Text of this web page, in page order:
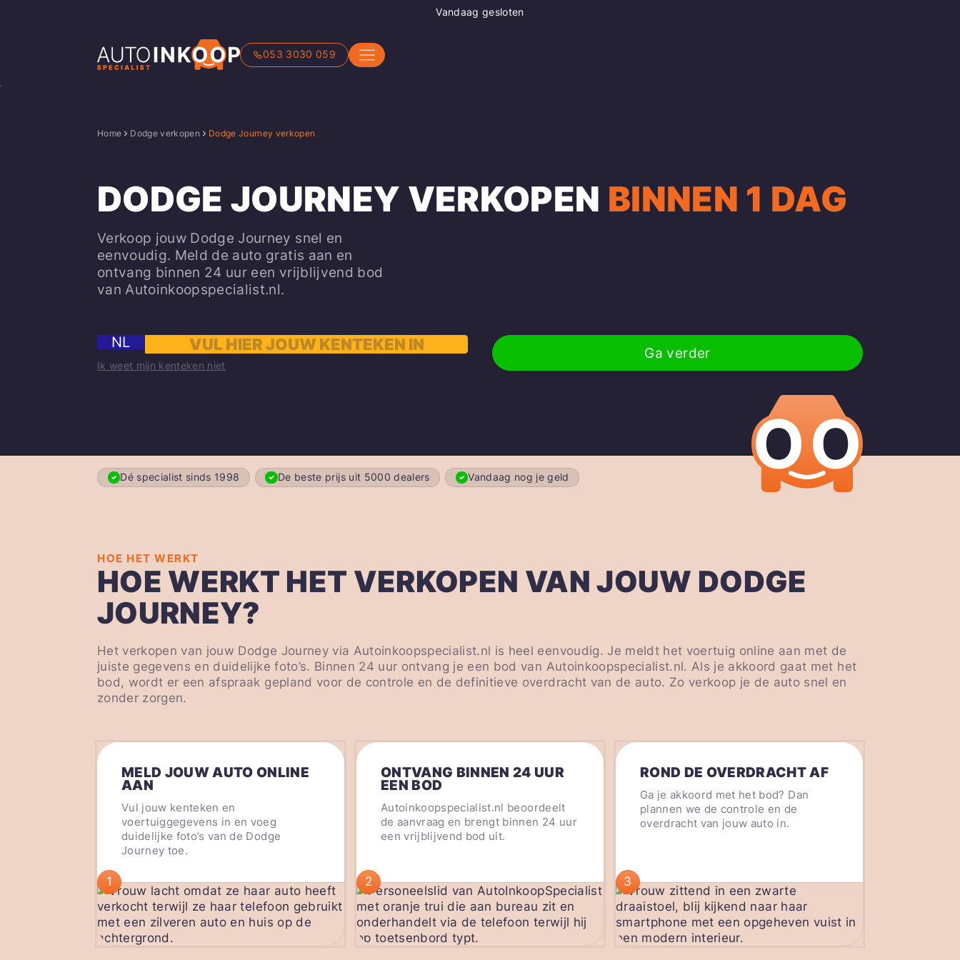
053 3030 059
Vandaag gesloten
Home Dodge verkopen Dodge Journey verkopen
DODGE JOURNEY VERKOPEN BINNEN 1 DAG
Verkoop jouw Dodge Journey snel en
eenvoudig. Meld de auto gratis aan en
ontvang binnen 24 uur een vrijblijvend bod
van Autoinkoopspecialist.nl.
NL
Ik weet mijn kenteken niet
Ga verder
Dé specialist sinds 1998 De beste prijs uit 5000 dealers Vandaag nog je geld
HOE HET WERKT
HOE WERKT HET VERKOPEN VAN JOUW DODGE
JOURNEY?
Het verkopen van jouw Dodge Journey via Autoinkoopspecialist.nl is heel eenvoudig. Je meldt het voertuig online aan met de
juiste gegevens en duidelijke foto’s. Binnen 24 uur ontvang je een bod van Autoinkoopspecialist.nl. Als je akkoord gaat met het
bod, wordt er een afspraak gepland voor de controle en de definitieve overdracht van de auto. Zo verkoop je de auto snel en
zonder zorgen.
MELD JOUW AUTO ONLINE
AAN
Vul jouw kenteken en
voertuiggegevens in en voeg
duidelijke foto’s van de Dodge
Journey toe.
1
ONTVANG BINNEN 24 UUR
EEN BOD
Autoinkoopspecialist.nl beoordeelt
de aanvraag en brengt binnen 24 uur
een vrijblijvend bod uit.
2
ROND DE OVERDRACHT AF
Ga je akkoord met het bod? Dan
plannen we de controle en de
overdracht van jouw auto in.
3